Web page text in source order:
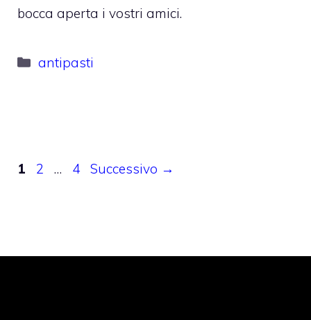
bocca aperta i vostri amici.
Categorie
antipasti
Pagina
1 Pagina
2 … Pagina
4 Successivo →